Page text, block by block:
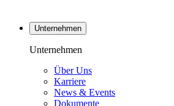
Unternehmen
Unternehmen
Über Uns
Karriere
News & Events
Dokumente